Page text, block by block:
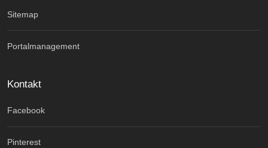
Sitemap
Portalmanagement
Kontakt
Facebook
Pinterest